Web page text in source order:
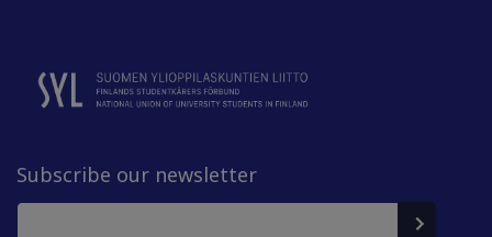
Subscribe our newsletter